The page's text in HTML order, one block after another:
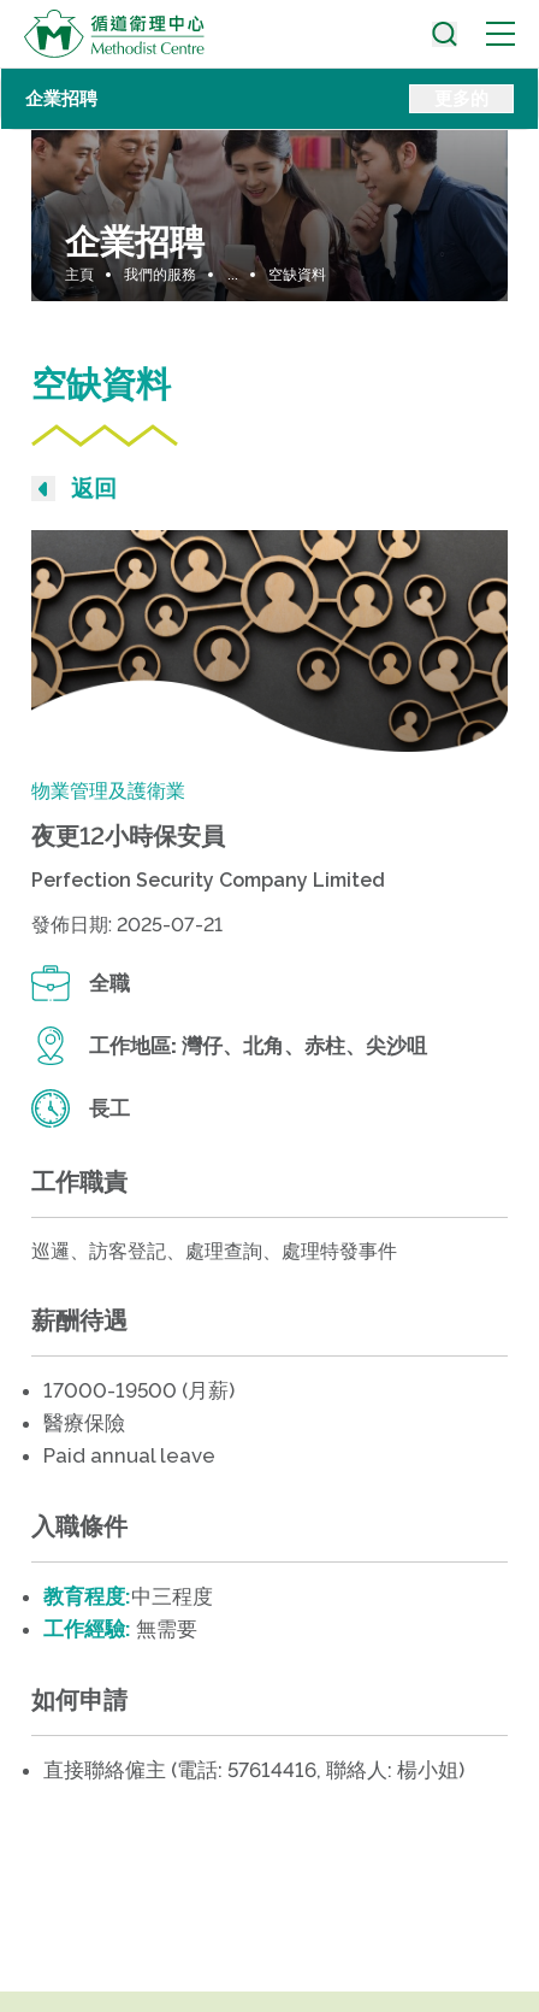
企業招聘
主頁 我們的服務 ... 空缺資料
企業招聘
空缺資料
返回
物業管理及護衛業
夜更12小時保安員
Perfection Security Company Limited
發佈日期: 2025-07-21
全職
工作地區: 灣仔、北角、赤柱、尖沙咀
長工
工作職責
巡邏、訪客登記、處理查詢、處理特發事件
薪酬待遇
17000-19500 (月薪)
醫療保險
Paid annual leave
入職條件
教育程度:中三程度
工作經驗: 無需要
如何申請
直接聯絡僱主 (電話: 57614416, 聯絡人: 楊小姐)